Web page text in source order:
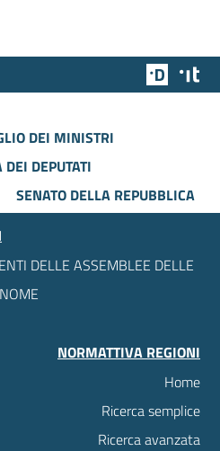
Team
DEI MINISTRI
DEPUTATI
SENATO DELLA REPUBBLICA
DELLE ASSEMBLEE DELLE
NORMATTIVA REGIONI
Home
Ricerca semplice
Ricerca avanzata